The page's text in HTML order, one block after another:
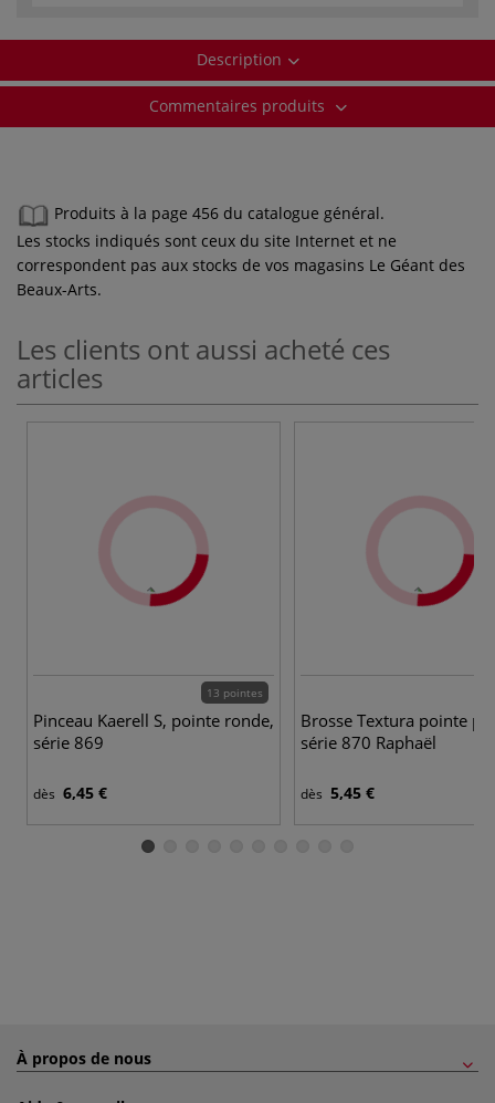
Description
Commentaires produits
Produits à la page 456 du catalogue général.
Les stocks indiqués sont ceux du site Internet et ne
correspondent pas aux stocks de vos magasins Le Géant des
Beaux-Arts.
Les clients ont aussi acheté ces
articles
13 pointes
Pinceau Kaerell S, pointe ronde,
série 869
dès 6,45 €
Brosse Textura pointe
série 870 Raphaël
dès 5,45 €
À propos de nous